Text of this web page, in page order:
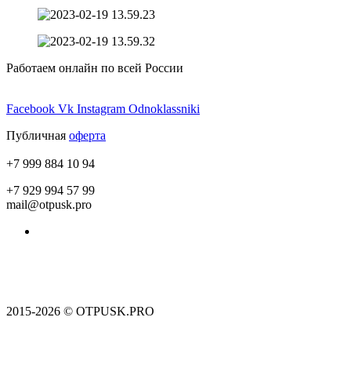
Работаем онлайн по всей России
Facebook Vk Instagram Odnoklassniki
Публичная оферта
+7 999 884 10 94
+7 929 994 57 99
mail@otpusk.pro
2015-2026 © OTPUSK.PRO